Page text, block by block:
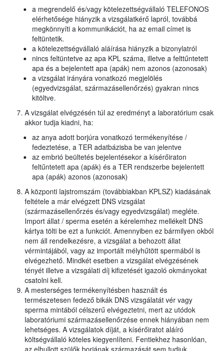
a megrendelő és/vagy kötelezettségvállaló TELEFONOS
elérhetősége hiányzik a vizsgálatkérő lapról, továbbá
megkönnyíti a kommunikációt, ha az email címet is
feltüntetik.
a kötelezettségvállaló aláírása hiányzik a bizonylatról
nincs feltüntetve az apa KPL száma, illetve a felttűntetett
apa és a bejelentett apa (apák) nem azonos (azonosak)
a vizsgálat irányára vonatkozó megjelölés
(egyedvizsgálat, származásellenőrzés) gyakran nincs
kitöltve.
A vizsgálat elvégzésén túl az eredményt a laboratórium csak
akkor tudja kiadni, ha:
az anya adott borjúra vonatkozó termékenyítése /
fedeztetése, a TER adatbázisba be van jelentve
az embrió beültetés bejelentésekor a kísérőiraton
feltűntetett apa (apák) és a TER rendszerbe bejelentett
apa (apák) azonos (azonosak)
A központi lajstromszám (továbbiakban KPLSZ) kiadásának
feltétele a már elvégzett DNS vizsgálat
(származásellenőrzés és/vagy egyedvizsgálat) megléte.
Import állat / sperma esetén a kérelemhez mellékelt DNS
kártya tölti be ezt a funkciót. Amennyiben ez bármilyen okból
nem áll rendelkezésre, a vizsgálat a behozott állat
vérmintájából, vagy az importált mélyhűtött spermából is
elvégezhető. Mindkét esetben a vizsgálat elvégzésének
tényét illetve a vizsgálati díj kifizetését igazoló okmányokat
csatolni kell.
A mesterséges termékenyítésben használt és
természetesen fedező bikák DNS vizsgálatát vér vagy
sperma mintából célszerű elvégeztetni, mert az utódok
laboratóriumi származásellenőrzése ennek hiányában nem
lehetséges. A vizsgálatok díját, a kísérőiratot aláíró
költségvállaló köteles kiegyenlíteni. Fentiekhez hasonlóan,